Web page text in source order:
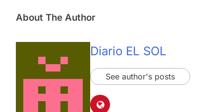
About The Author
Diario EL SOL
See author's posts